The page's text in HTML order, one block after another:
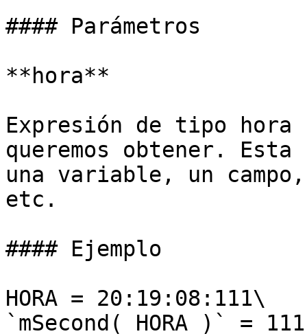
#### Parámetros
**hora**
Expresión de tipo hora
queremos obtener.
una variable, un
etc.
#### Ejemplo
HORA = 20:19:08:111\
`mSecond( HORA )` = 111